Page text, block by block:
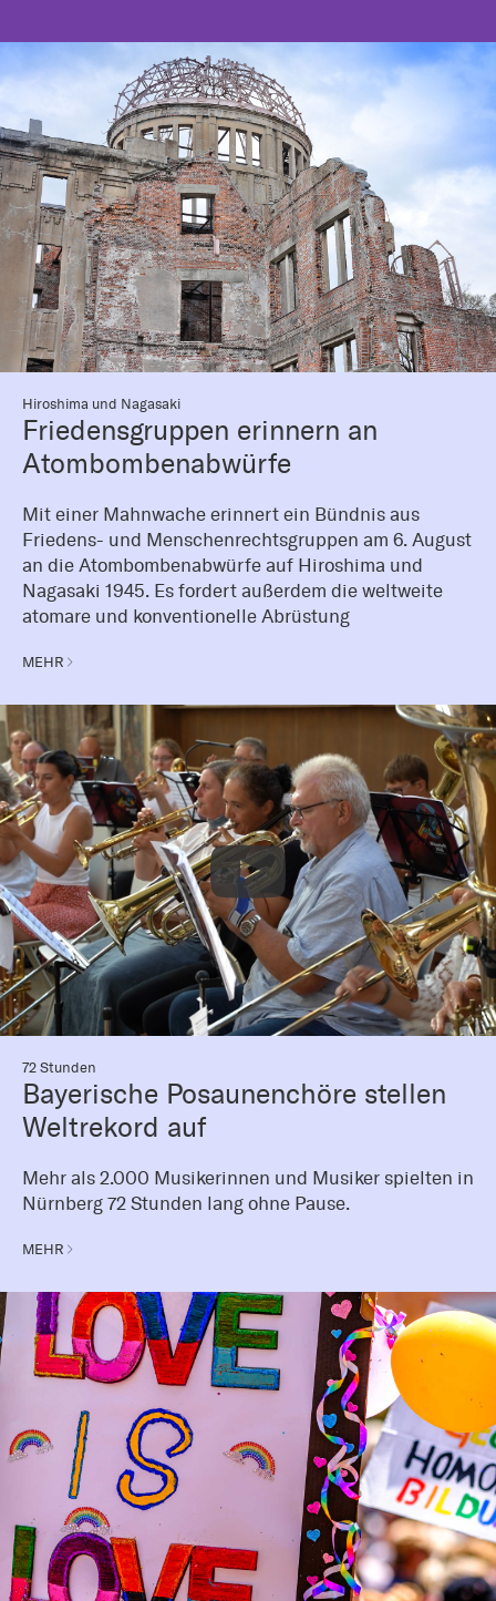
Hiroshima und Nagasaki
Friedensgruppen erinnern an
Atombombenabwürfe
Mit einer Mahnwache erinnert ein Bündnis aus
Friedens- und Menschenrechtsgruppen am 6. August
an die Atombombenabwürfe auf Hiroshima und
Nagasaki 1945. Es fordert außerdem die weltweite
atomare und konventionelle Abrüstung
MEHR
72 Stunden
Bayerische Posaunenchöre stellen
Weltrekord auf
Mehr als 2.000 Musikerinnen und Musiker spielten in
Nürnberg 72 Stunden lang ohne Pause.
MEHR